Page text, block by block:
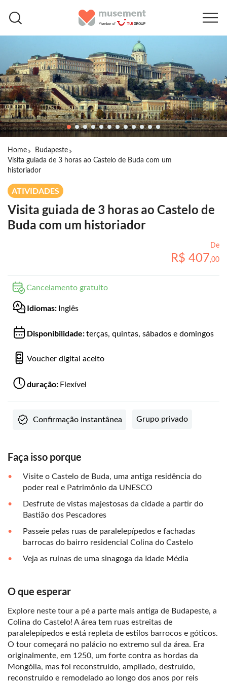
Home
Budapeste
Visita guiada de 3 horas ao Castelo de Buda com um
historiador
ATIVIDADES
Visita guiada de 3 horas ao Castelo de
Buda com um historiador
De
R$ 407,00
Cancelamento gratuito
Idiomas: Inglês
Disponibilidade:terças, quintas, sábados e domingos
Voucher digital aceito
duração: Flexível
Confirmação instantânea Grupo privado
Faça isso porque
Visite o Castelo de Buda, uma antiga residência do
poder real e Patrimônio da UNESCO
Desfrute de vistas majestosas da cidade a partir do
Bastião dos Pescadores
Passeie pelas ruas de paralelepípedos e fachadas
barrocas do bairro residencial Colina do Castelo
Veja as ruínas de uma sinagoga da Idade Média
O que esperar
Explore neste tour a pé a parte mais antiga de Budapeste, a
Colina do Castelo! A área tem ruas estreitas de
paralelepípedos e está repleta de estilos barrocos e góticos.
O tour começará no palácio no extremo sul da área. Era
originalmente, em 1250, um forte contra as hordas da
Mongólia, mas foi reconstruído, ampliado, destruído,
reconstruído e remodelado ao longo dos anos por reis